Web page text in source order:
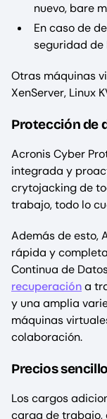
nuevo, bare
En caso de
seguridad de
Otras máquinas
XenServer, Linux
Protección de
Acronis Cyber
integrada y
crytojacking de
trabajo, todo lo
Además de esto,
rápida y
Continua de
recuperacióna
y una amplia
máquinas
colaboración.
Precios
Los cargos
carga de trabajo,